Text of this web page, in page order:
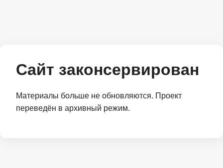
Сайт законсервирован
Материалы больше не обновляются. Проект
переведён в архивный режим.